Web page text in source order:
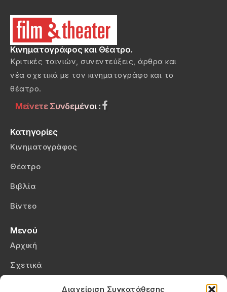
Διαχείριση Συγκατάθεσης
Κινηματογράφος και Θέατρο.
Κριτικές ταινιών, συνεντεύξεις, άρθρα και
νέα σχετικά με τον κινηματογράφο και το
θέατρο.
Μείνετε Συνδεμένοι :
Κατηγορίες
Κινηματογράφος
Θέατρο
Βιβλία
Βίντεο
Μενού
Αρχική
Σχετικά